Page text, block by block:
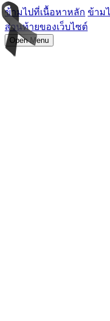
ข้ามไปที่เนื้อหาหลัก ข้าม
ส่วนท้ายของเว็บไซต์
Open Menu